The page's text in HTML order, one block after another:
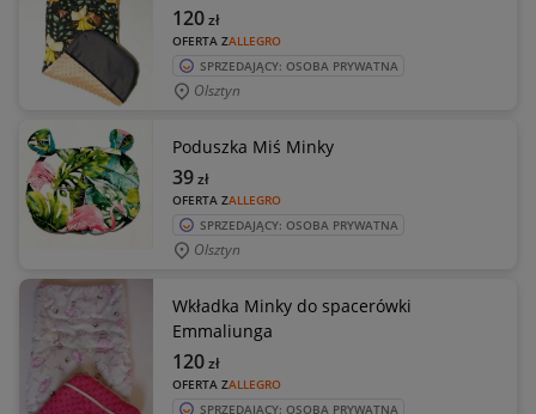
OFERTA ZALLEGRO
120zł
SPRZEDAJĄCY: OSOBA PRYWATNA
Olsztyn
Poduszka Miś Minky
OFERTA ZALLEGRO
39zł
SPRZEDAJĄCY: OSOBA PRYWATNA
Olsztyn
Wkładka Minky do spacerówki
Emmaliunga
OFERTA ZALLEGRO
120zł
SPRZEDAJĄCY: OSOBA PRYWATNA